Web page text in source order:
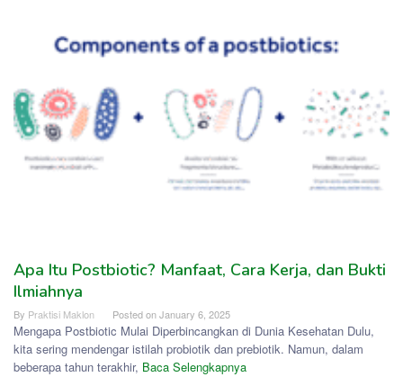
Apa Itu Postbiotic? Manfaat, Cara Kerja, dan Bukti
Ilmiahnya
By Praktisi Maklon Posted onJanuary 6, 2025
Mengapa Postbiotic Mulai Diperbincangkan di Dunia Kesehatan Dulu,
kita sering mendengar istilah probiotik dan prebiotik. Namun, dalam
beberapa tahun terakhir, Baca Selengkapnya